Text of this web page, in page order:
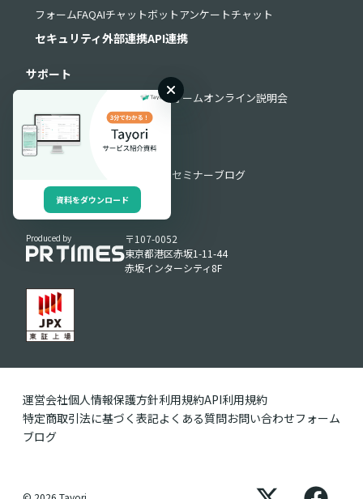
フォームFAQAIチャットボットアンケートチャット
セキュリティ外部連携API連携
サポート
お問い合わせフォームオンライン説明会
導入・運用サポート
お役立ち情報
セミナーブログ
Produced by
〒107-0052
東京都港区赤坂1-11-44
赤坂インターシティ8F
運営会社個人情報保護方針利用規約API利用規約
特定商取引法に基づく表記よくある質問お問い合わせフォーム
ブログ
資料をダウンロード